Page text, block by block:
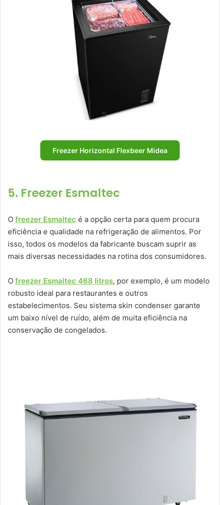
Freezer Horizontal Flexbeer Midea
5. Freezer Esmaltec
O freezer Esmaltec é a opção certa para quem procura
eficiência e qualidade na refrigeração de alimentos. Por
isso, todos os modelos da fabricante buscam suprir as
mais diversas necessidades na rotina dos consumidores.
O freezer Esmaltec 468 litros, por exemplo, é um modelo
robusto ideal para restaurantes e outros
estabelecimentos. Seu sistema skin condenser garante
um baixo nível de ruído, além de muita eficiência na
conservação de congelados.